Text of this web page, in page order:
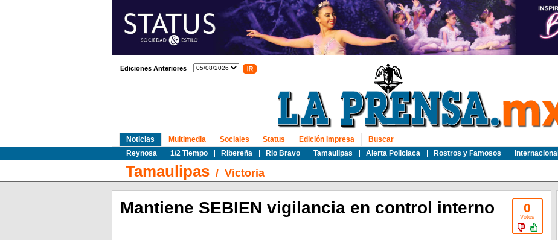
Ediciones Anteriores
Noticias
Reynosa
1/2 Tiempo Ribereña Rio Bravo Tamaulipas Alerta Policiaca Rostros y Famosos Internacional
Multimedia Sociales Status Edición Impresa Buscar
Tamaulipas/ Victoria
0
Votos
Mantiene SEBIEN vigilancia en control interno